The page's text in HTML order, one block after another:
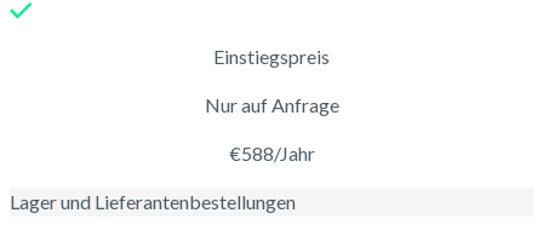
Einstiegspreis
Nur auf Anfrage
€588/Jahr
Lager und Lieferantenbestellungen